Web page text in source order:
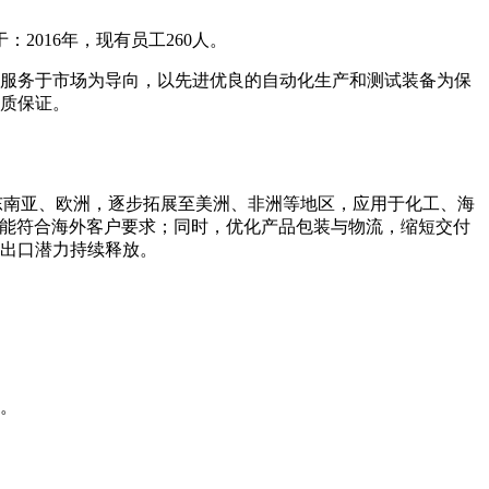
2016年，现有员工260人。
务于市场为导向，以先进优良的自动化生产和测试装备为保
保证。
亚、欧洲，逐步拓展至美洲、非洲等地区，应用于化工、海
符合海外客户要求；同时，优化产品包装与物流，缩短交付
口潜力持续释放。